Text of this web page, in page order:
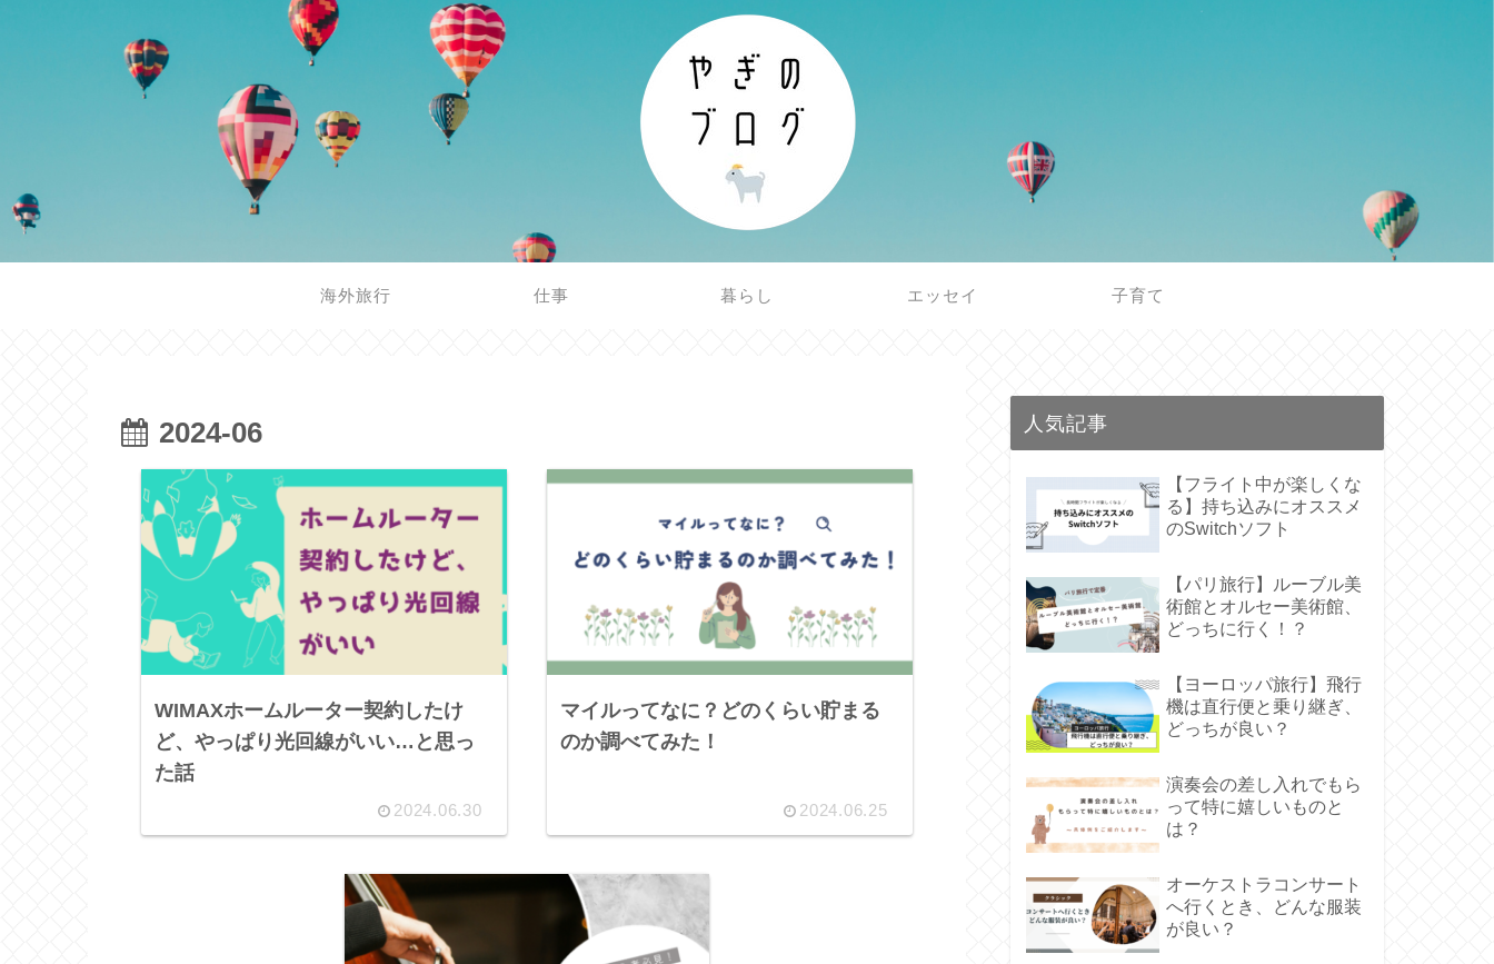
海外旅行 仕事 暮らし エッセイ 子育て
2024-06
WIMAXホームルーター契約したけ
ど、やっぱり光回線がいい…と思っ
た話
2024.06.30
マイルってなに？どのくらい貯まる
のか調べてみた！
2024.06.25
人気記事
【フライト中が楽しくな
る】持ち込みにオススメ
のSwitchソフト
【パリ旅行】ルーブル美
術館とオルセー美術館、
どっちに行く！？
【ヨーロッパ旅行】飛行
機は直行便と乗り継ぎ、
どっちが良い？
演奏会の差し入れでもら
って特に嬉しいものと
は？
オーケストラコンサート
へ行くとき、どんな服装
が良い？